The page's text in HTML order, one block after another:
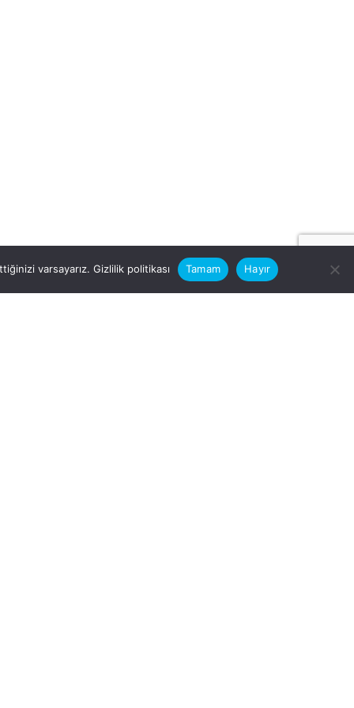
varsayarız. Gizlilik politikası Tamam Hayır